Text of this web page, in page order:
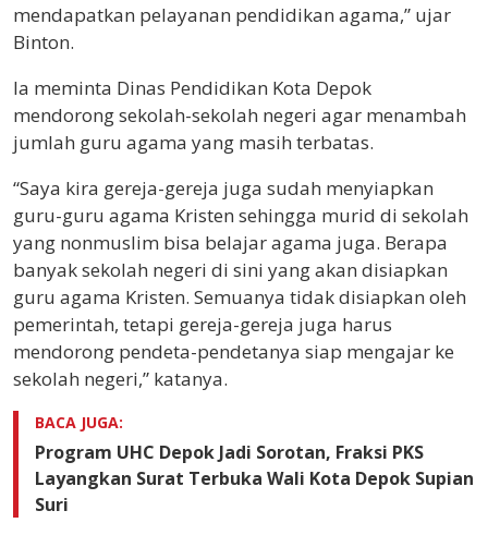
mendapatkan pelayanan pendidikan agama,” ujar
Binton.
Ia meminta Dinas Pendidikan Kota Depok
mendorong sekolah-sekolah negeri agar menambah
jumlah guru agama yang masih terbatas.
“Saya kira gereja-gereja juga sudah menyiapkan
guru-guru agama Kristen sehingga murid di sekolah
yang nonmuslim bisa belajar agama juga. Berapa
banyak sekolah negeri di sini yang akan disiapkan
guru agama Kristen. Semuanya tidak disiapkan oleh
pemerintah, tetapi gereja-gereja juga harus
mendorong pendeta-pendetanya siap mengajar ke
sekolah negeri,” katanya.
BACA JUGA:
Program UHC Depok Jadi Sorotan, Fraksi PKS
Layangkan Surat Terbuka Wali Kota Depok Supian
Suri